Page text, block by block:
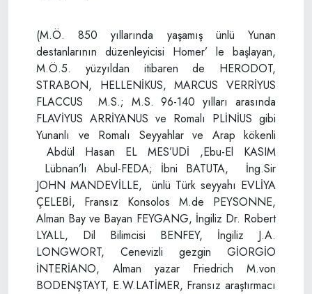
(M.Ö. 850 yıllarında yaşamış ünlü Yunan
destanlarının düzenleyicisi Homer’ le başlayan,
M.Ö.5. yüzyıldan itibaren de HERODOT,
STRABON, HELLENİKUS, MARCUS VERRİYUS
FLACCUS M.S.; M.S. 96-140 yılları arasında
FLAVİYUS ARRİYANUS ve Romalı PLİNİUS gibi
Yunanlı ve Romalı Seyyahlar ve Arap kökenli
Abdül Hasan EL MES’UDİ ,Ebu-El KASIM
Lübnan’lı Abul-FEDA; İbni BATUTA, İng.Sir
JOHN MANDEVİLLE, ünlü Türk seyyahı EVLİYA
ÇELEBİ, Fransız Konsolos M.de PEYSONNE,
Alman Bay ve Bayan FEYGANG, İngiliz Dr. Robert
LYALL, Dil Bilimcisi BENFEY, İngiliz J.A.
LONGWORT, Cenevizli gezgin GİORGİO
İNTERİANO, Alman yazar Friedrich M.von
BODENŞTAYT, E.W.LATİMER, Fransız araştırmacı